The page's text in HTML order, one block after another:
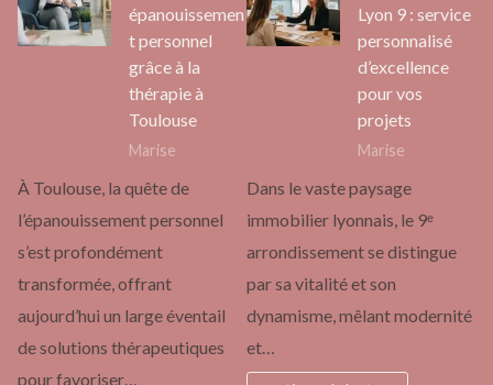
épanouissemen
t personnel
grâce à la
thérapie à
Toulouse
Marise
À Toulouse, la quête de
l’épanouissement personnel
s’est profondément
transformée, offrant
aujourd’hui un large éventail
de solutions thérapeutiques
pour favoriser…
Lyon 9 : service
personnalisé
d’excellence
pour vos
projets
Marise
Dans le vaste paysage
immobilier lyonnais, le 9ᵉ
arrondissement se distingue
par sa vitalité et son
dynamisme, mêlant modernité
et…